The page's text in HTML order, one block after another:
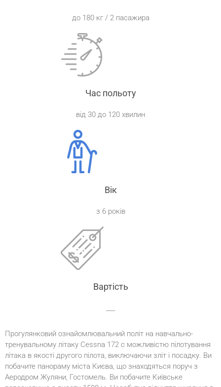
до 180 кг / 2 пасажира
Час польоту
від 30 до 120 хвилин
Вік
з 6 років
Вартість
Прогулянковий ознайомлювальний політ на навчально-
тренувальному літаку Cessna 172 c можливістю пілотування
літака в якості другого пілота, виключаючи зліт і посадку. Ви
побачите панораму міста Києва, що знаходяться поруч з
Аеродром Жуляни, Гостомель. Ви побачите Київське